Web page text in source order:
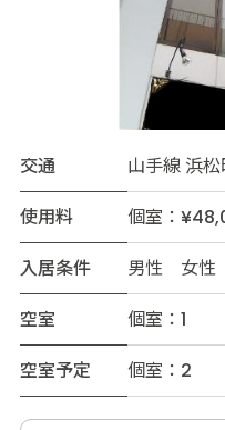
交通
山手線 浜
使用料
個室：
入居条件
男性 女性
空室
個室：1
空室予定
個室：2